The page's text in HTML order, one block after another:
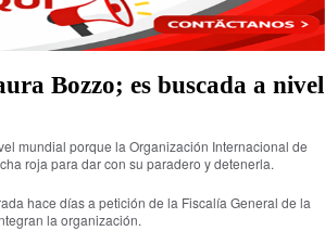
Bozzo; es buscada a nivel
mundial porque la Organización Internacional de
roja para dar con su paradero y detenerla.
hace días a petición de la Fiscalía General de la
la organización.